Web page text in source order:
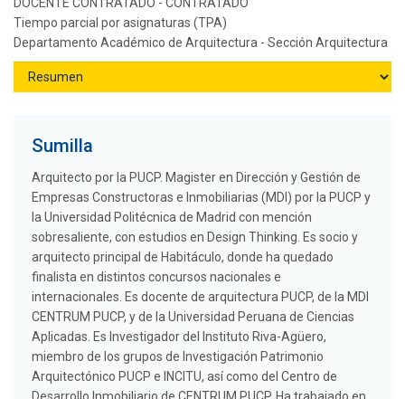
DOCENTE CONTRATADO - CONTRATADO
Tiempo parcial por asignaturas (TPA)
Departamento Académico de Arquitectura - Sección Arquitectura
Sumilla
Arquitecto por la PUCP. Magister en Dirección y Gestión de
Empresas Constructoras e Inmobiliarias (MDI) por la PUCP y
la Universidad Politécnica de Madrid con mención
sobresaliente, con estudios en Design Thinking. Es socio y
arquitecto principal de Habitáculo, donde ha quedado
finalista en distintos concursos nacionales e
internacionales. Es docente de arquitectura PUCP, de la MDI
CENTRUM PUCP, y de la Universidad Peruana de Ciencias
Aplicadas. Es Investigador del Instituto Riva-Agüero,
miembro de los grupos de Investigación Patrimonio
Arquitectónico PUCP e INCITU, así como del Centro de